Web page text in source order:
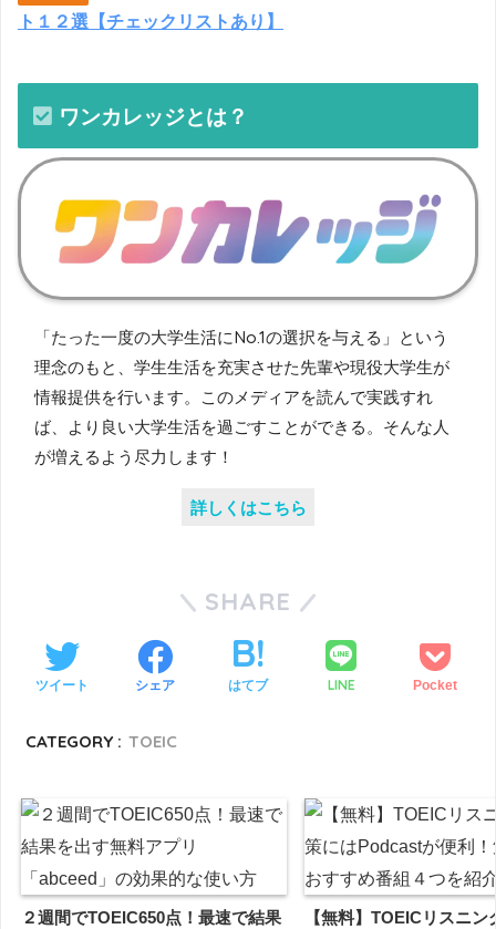
ト１２選【チェックリストあり】
ワンカレッジとは？
「たった一度の大学生活にNo.1の選択を与える」という
理念のもと、学生生活を充実させた先輩や現役大学生が
情報提供を行います。このメディアを読んで実践すれ
ば、より良い大学生活を過ごすことができる。そんな人
が増えるよう尽力します！
詳しくはこちら
SHARE
ツイート シェア はてブ LINE Pocket
CATEGORY : TOEIC
２週間でTOEIC650点！最速で結果
【無料】TOEICリスニン